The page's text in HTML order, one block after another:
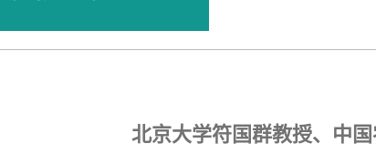
北京大学符国群教授、中